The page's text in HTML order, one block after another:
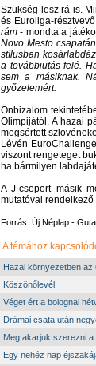
Szükség lesz rá is.
és Euroliga-
rám - mondta a
Novo Mesto
stílusban
a továbbjutás felé.
sem a másiknak.
győzelemért.
Önbizalom
Olimpijától. A hazai
megsértett
Lévén
viszont rengeteget
ha bármilyen
A J-csoport másik
mutatóval
Forrás: Új Néplap -
A témához
Hazai környezetben az
Köszönőlevél
Véget ért a bolognai
Drámai csata után
Meg akarjuk szerezni a
Egy nehéz nap